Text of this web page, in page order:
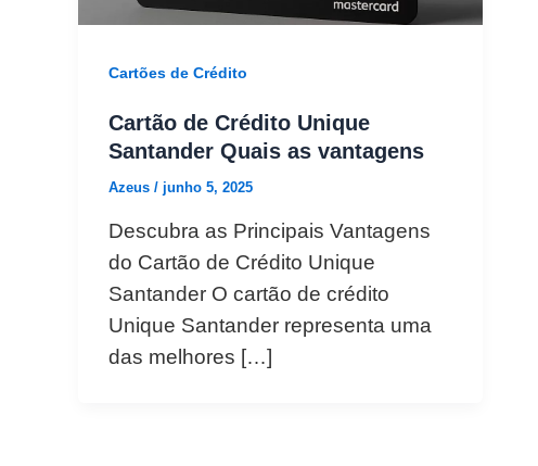
Cartões de Crédito
Cartão de Crédito Unique
Santander Quais as vantagens
Azeus / junho 5, 2025
Descubra as Principais Vantagens
do Cartão de Crédito Unique
Santander O cartão de crédito
Unique Santander representa uma
das melhores […]